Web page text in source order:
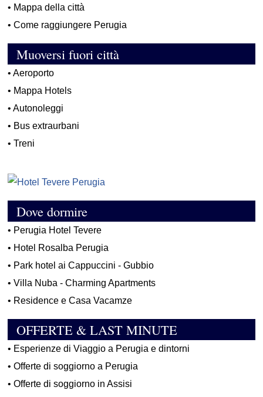
• Mappa della città
•Come raggiungere Perugia
Muoversi fuori città
•Aeroporto
• Mappa Hotels
•Autonoleggi
• Bus extraurbani
•Treni
Dove dormire
• Perugia Hotel Tevere
• Hotel Rosalba Perugia
• Park hotel ai Cappuccini - Gubbio
•Villa Nuba - Charming Apartments
• Residence e Casa Vacamze
OFFERTE & LAST MINUTE
• Esperienze di Viaggio a Perugia e dintorni
•Offerte di soggiorno a Perugia
•Offerte di soggiorno in Assisi